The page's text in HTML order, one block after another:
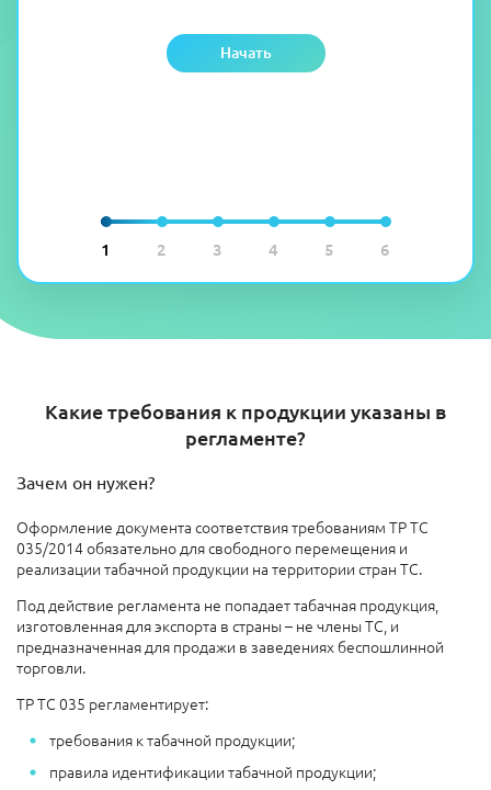
1 2 3 4 5 6
Начать
Какие требования к продукции указаны в
регламенте?
Зачем он нужен?
Оформление документа соответствия требованиям ТР ТС
035/2014 обязательно для свободного перемещения и
реализации табачной продукции на территории стран ТС.
Под действие регламента не попадает табачная продукция,
изготовленная для экспорта в страны – не члены ТС, и
предназначенная для продажи в заведениях беспошлинной
торговли.
ТР ТС 035 регламентирует:
требования к табачной продукции;
правила идентификации табачной продукции;